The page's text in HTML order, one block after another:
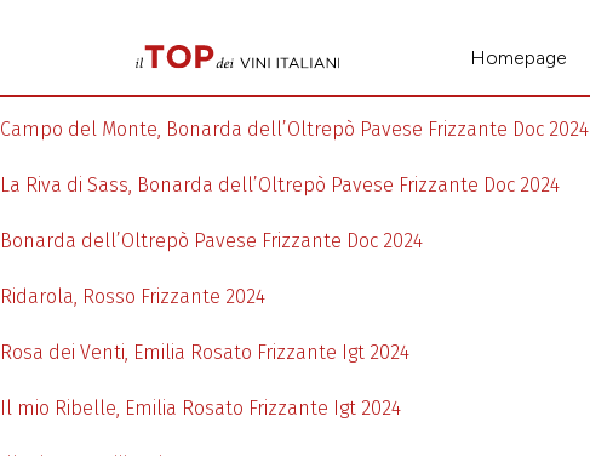
Homepage
Campo del Monte, Bonarda dell’Oltrepò Pavese Frizzante Doc 2024
La Riva di Sass, Bonarda dell’Oltrepò Pavese Frizzante Doc 2024
Bonarda dell’Oltrepò Pavese Frizzante Doc 2024
Ridarola, Rosso Frizzante 2024
Rosa dei Venti, Emilia Rosato Frizzante Igt 2024
Il mio Ribelle, Emilia Rosato Frizzante Igt 2024